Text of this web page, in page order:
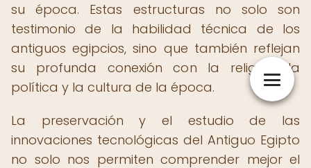
su época. Estas estructuras no solo son
testimonio de la habilidad técnica de los
antiguos egipcios, sino que también reflejan
su profunda conexión con la religión, la
política y la cultura de la época.
La preservación y el estudio de las
innovaciones tecnológicas del Antiguo Egipto
no solo nos permiten comprender mejor el